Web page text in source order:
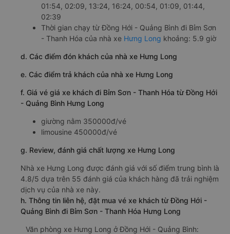
01:54, 02:09, 13:24, 16:24, 00:54, 01:09, 01:44,
02:39
Thời gian chạy từ Đồng Hới - Quảng Bình đi Bỉm Sơn
- Thanh Hóa của nhà xe Hưng Long khoảng: 5.9 giờ
d. Các điểm đón khách của nhà xe Hưng Long
e. Các điểm trả khách của nhà xe Hưng Long
f. Giá vé giá xe khách đi Bỉm Sơn - Thanh Hóa từ Đồng Hới
- Quảng Bình Hưng Long
giường nằm 350000đ/vé
limousine 450000đ/vé
g. Review, đánh giá chất lượng xe Hưng Long
Nhà xe Hưng Long được đánh giá với số điểm trung bình là
4.8/5 dựa trên 55 đánh giá của khách hàng đã trải nghiệm
dịch vụ của nhà xe này.
h. Thông tin liên hệ, đặt mua vé xe khách từ Đồng Hới -
Quảng Bình đi Bỉm Sơn - Thanh Hóa Hưng Long
Văn phòng xe Hưng Long ở Đồng Hới - Quảng Bình: